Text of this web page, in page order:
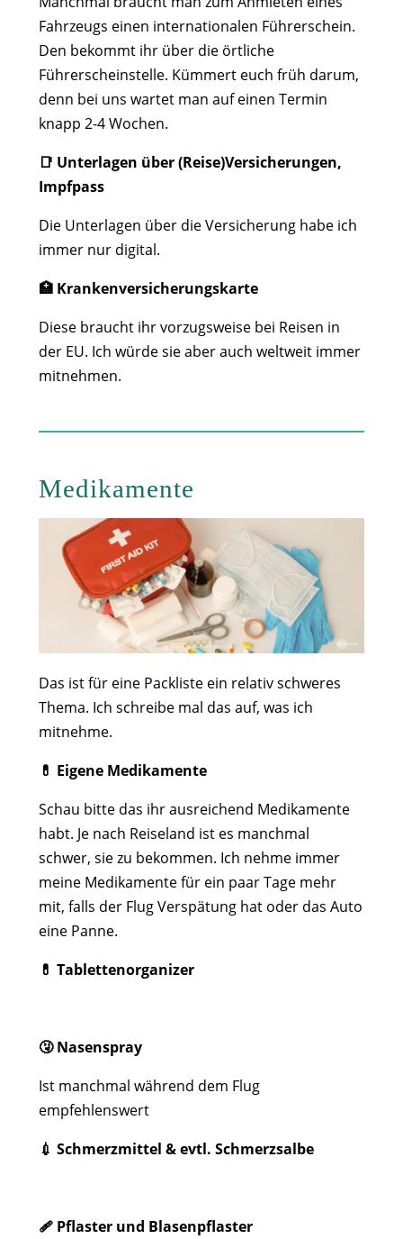
Fahrzeugs einen internationalen Führerschein.
Den bekommt ihr über die örtliche
Führerscheinstelle. Kümmert euch früh darum,
denn bei uns wartet man auf einen Termin
knapp 2-4 Wochen.
📑 Unterlagen über (Reise)Versicherungen,
Impfpass
Die Unterlagen über die Versicherung habe ich
immer nur digital.
🏥 Krankenversicherungskarte
Diese braucht ihr vorzugsweise bei Reisen in
der EU. Ich würde sie aber auch weltweit immer
mitnehmen.
Medikamente
Das ist für eine Packliste ein relativ schweres
Thema. Ich schreibe mal das auf, was ich
mitnehme.
💊 Eigene Medikamente
Schau bitte das ihr ausreichend Medikamente
habt. Je nach Reiseland ist es manchmal
schwer, sie zu bekommen. Ich nehme immer
meine Medikamente für ein paar Tage mehr
mit, falls der Flug Verspätung hat oder das Auto
eine Panne.
💊 Tablettenorganizer
🤧 Nasenspray
Ist manchmal während dem Flug
empfehlenswert
💉 Schmerzmittel & evtl. Schmerzsalbe
🩹 Pflaster und Blasenpflaster